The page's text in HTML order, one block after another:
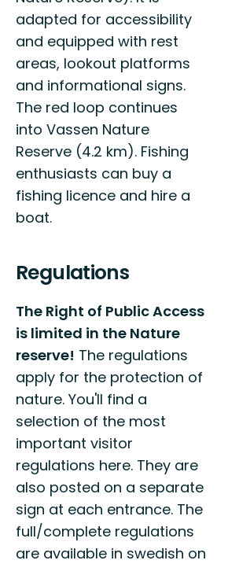
adapted for accessibility
and equipped with rest
areas, lookout platforms
and informational signs.
The red loop continues
into Vassen Nature
Reserve (4.2 km). Fishing
enthusiasts can buy a
fishing licence and hire a
boat.
Regulations
The Right of Public Access
is limited in the Nature
reserve! The regulations
apply for the protection of
nature. You'll find a
selection of the most
important visitor
regulations here. They are
also posted on a separate
sign at each entrance. The
full/complete regulations
are available in swedish on